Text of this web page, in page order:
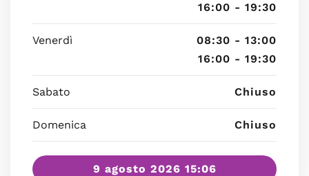
16:00 - 19:30
Venerdì
08:30 - 13:00
16:00 - 19:30
Sabato Chiuso
Domenica Chiuso
9 agosto 2026 15:06